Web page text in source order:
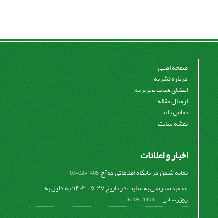
صفحه اصلی
درباره نشریه
اعضای هیات تحریریه
ارسال مقاله
تماس با ما
نقشه سایت
اخبار و اعلانات
نمایه شدن در پایگاه اطلاعاتی دوآج1405-02-09
عدم دسترسی به سایت در تاریخ ۱۴۰۴.۰۵.۲۷؛ به دلیل به
روزرسانی ...1404-05-26